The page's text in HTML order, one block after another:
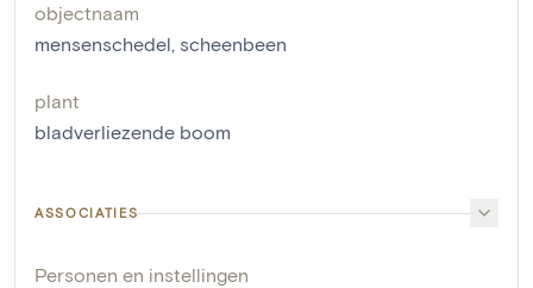
objectnaam
mensenschedel, scheenbeen
plant
bladverliezende boom
ASSOCIATIES
Personen en instellingen